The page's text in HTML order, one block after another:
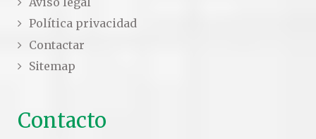
Política privacidad
Contactar
Sitemap
Contacto